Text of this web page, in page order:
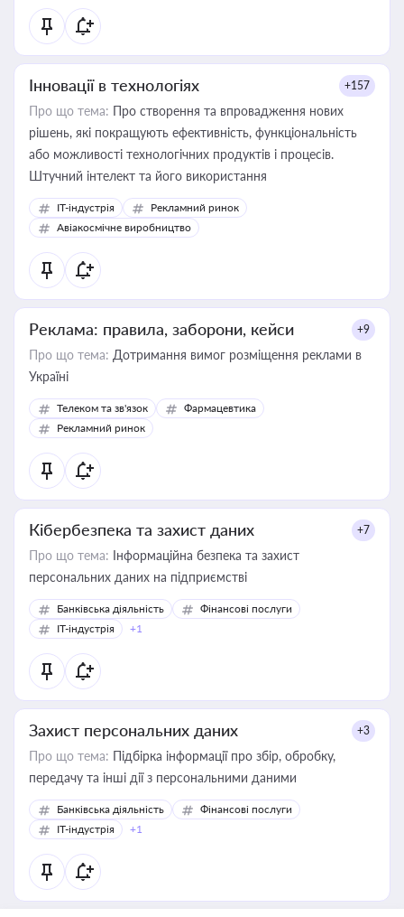
Інновації в технологіях +157
Про що тема: Про створення та впровадження нових
рішень, які покращують ефективність, функціональність
або можливості технологічних продуктів і процесів.
Штучний інтелект та його використання
IT-індустрія
Рекламний ринок
Авіакосмічне виробництво
Реклама: правила, заборони, кейси +9
Про що тема: Дотримання вимог розміщення реклами в
Україні
Телеком та зв'язок
Фармацевтика
Рекламний ринок
Кібербезпека та захист даних +7
Про що тема: Інформаційна безпека та захист
персональних даних на підприємстві
Банківська діяльність
Фінансові послуги
IT-індустрія
+1
Захист персональних даних +3
Про що тема: Підбірка інформації про збір, обробку,
передачу та інші дії з персональними даними
Банківська діяльність
Фінансові послуги
IT-індустрія
+1